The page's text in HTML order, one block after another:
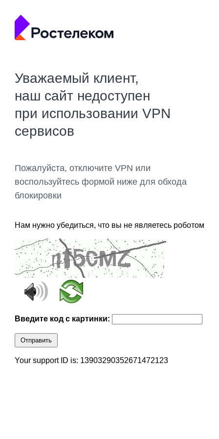
Уважаемый клиент,
наш сайт недоступен
при использовании VPN
сервисов
Пожалуйста, отключите VPN или
воспользуйтесь формой ниже для обхода
блокировки
Нам нужно убедиться, что вы не являетесь роботом
Введите код с картинки:
Отправить
Your support ID is: 13903290352671472123